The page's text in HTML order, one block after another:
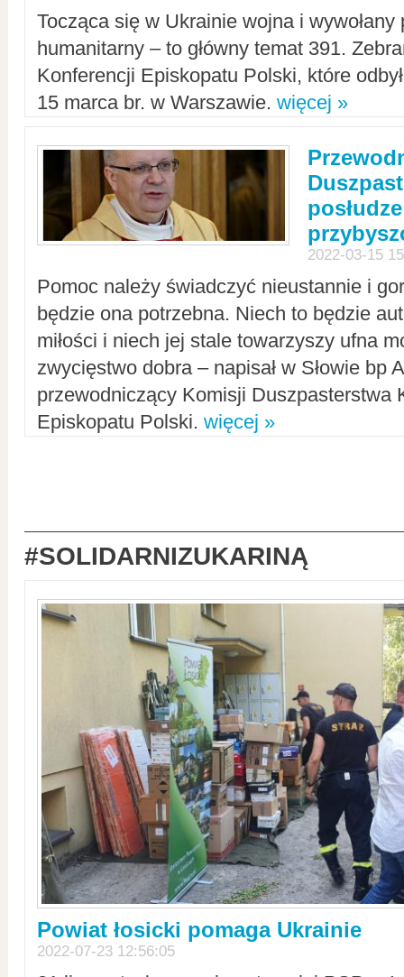
Tocząca się w Ukrainie wojna i
humanitarny – to główny temat 391.
Konferencji Episkopatu Polski, które
15 marca br. w Warszawie. więcej »
2022-03-15
Pomoc należy świadczyć nieustannie i
będzie ona potrzebna. Niech to będzie
miłości i niech jej stale towarzyszy ufna
zwycięstwo dobra – napisał w Słowie bp
przewodniczący Komisji Duszpasterstwa
Episkopatu Polski. więcej »
#SOLIDARNIZUKARINĄ
Powiat łosicki pomaga Ukrainie
2022-07-23 12:56:05